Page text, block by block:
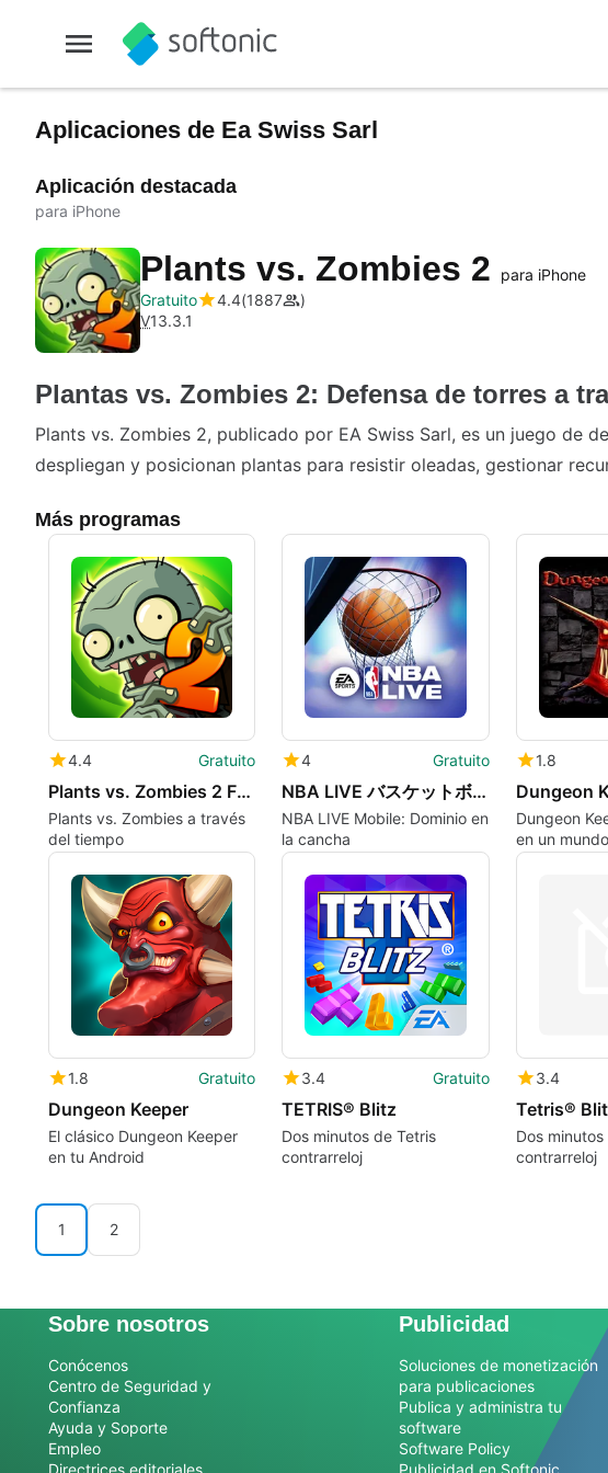
Aplicaciones de Ea Swiss Sarl
Aplicación destacada
para iPhone
Plants vs. Zombies 2
para iPhone
Gratuito
4.4 1887
V13.3.1
Plantas vs. Zombies 2: Defensa de torres a
Plants vs. Zombies 2, publicado por EA Swiss Sarl, es un juego de
despliegan y posicionan plantas para resistir oleadas, gestionar
Más programas
4.4 Gratuito
Plants vs. Zombies 2 Free
Plants vs. Zombies a través
del tiempo
4 Gratuito
NBA LIVE バスケットボール
NBA LIVE Mobile: Dominio en
la cancha
1.8
Dungeon
Dungeon
en un
1.8 Gratuito
Dungeon Keeper
El clásico Dungeon Keeper
en tu Android
3.4 Gratuito
TETRIS® Blitz
Dos minutos de Tetris
contrarreloj
3.4
Tetris®
Dos
contrarreloj
1 2
Sobre nosotros
Conócenos
Centro de Seguridad y
Confianza
Ayuda y Soporte
Empleo
Directrices editoriales
Publicidad
Soluciones de monetización
para publicaciones
Publica y administra tu
software
Software Policy
Publicidad en Softonic